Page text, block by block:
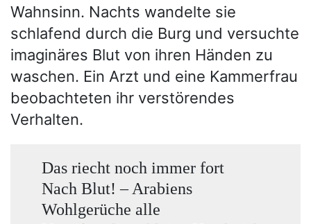
Wahnsinn. Nachts wandelte sie
schlafend durch die Burg und versuchte
imaginäres Blut von ihren Händen zu
waschen. Ein Arzt und eine Kammerfrau
beobachteten ihr verstörendes
Verhalten.
Das riecht noch immer fort
Nach Blut! – Arabiens
Wohlgerüche alle